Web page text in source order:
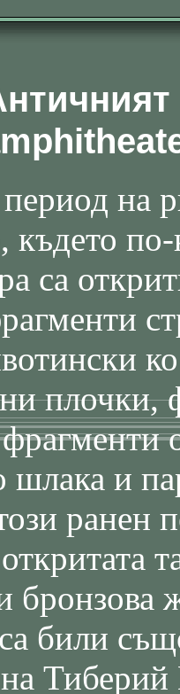
на
където
са
плочки,
шлака и
ранен
били